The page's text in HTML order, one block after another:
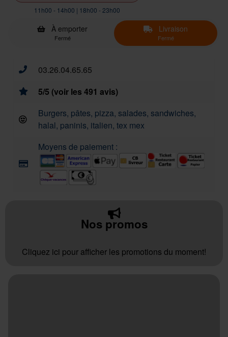
11h00 - 14h00 | 18h00 - 23h00
À emporter
Fermé
Livraison
Fermé
03.26.04.65.65
5/5 (voir les 491 avis)
Burgers, pâtes, pizza, salades, sandwiches,
halal, paninis, italien, tex mex
Moyens de paiement :
Nos promos
Cliquez ici pour afficher les promotions du moment!